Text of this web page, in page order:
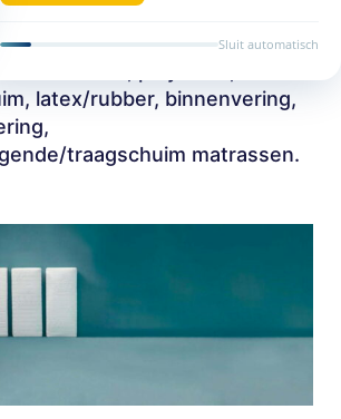
Sluit automatisch
kan ik me voorstellen dat je
het bos niet meer ziet. Er
matrassen, polyether,
latex/rubber, binnenvering,
traagschuim matrassen.